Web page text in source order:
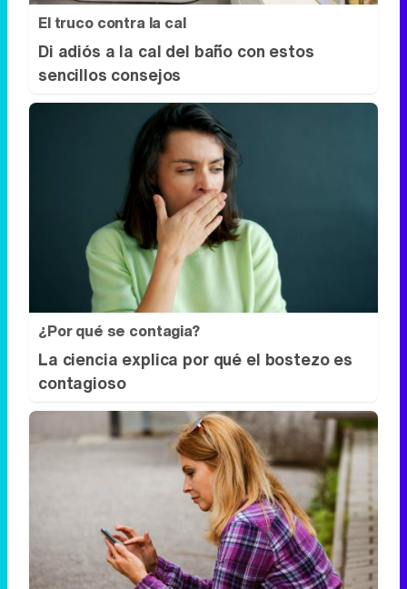
El truco contra la cal
Di adiós a la cal del baño con estos
sencillos consejos
¿Por qué se contagia?
La ciencia explica por qué el bostezo es
contagioso